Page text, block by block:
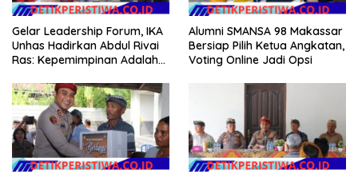
Gelar Leadership Forum, IKA
Unhas Hadirkan Abdul Rivai
Ras: Kepemimpinan Adalah
Alumni SMANSA 98 Makassar
Bersiap Pilih Ketua Angkatan,
Voting Online Jadi Opsi